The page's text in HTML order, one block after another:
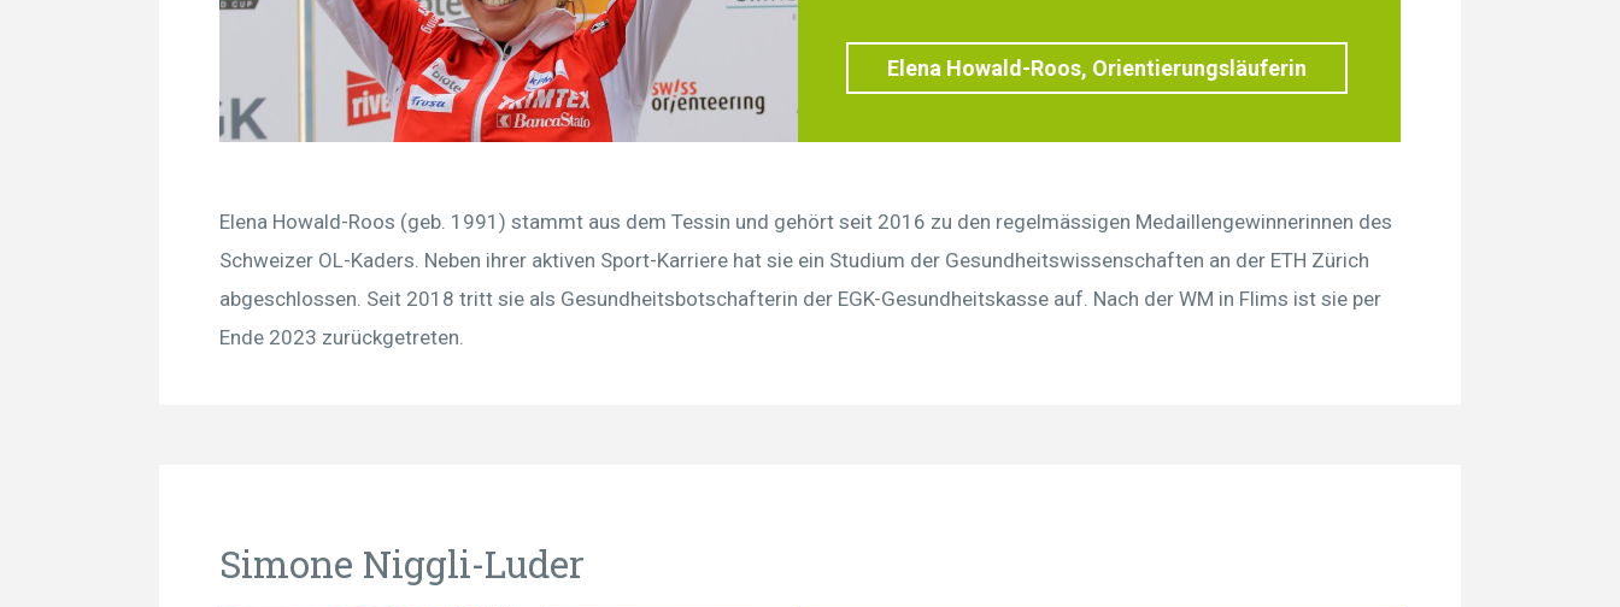
Elena Howald-Roos, Orientierungsläuferin
Elena Howald-Roos (geb. 1991) stammt aus dem Tessin und gehört seit 2016 zu den regelmässigen Medaillengewinnerinnen des
Schweizer OL-Kaders. Neben ihrer aktiven Sport-Karriere hat sie ein Studium der Gesundheitswissenschaften an der ETH Zürich
abgeschlossen. Seit 2018 tritt sie als Gesundheitsbotschafterin der EGK-Gesundheitskasse auf. Nach der WM in Flims ist sie per
Ende 2023 zurückgetreten.
Simone Niggli-Luder